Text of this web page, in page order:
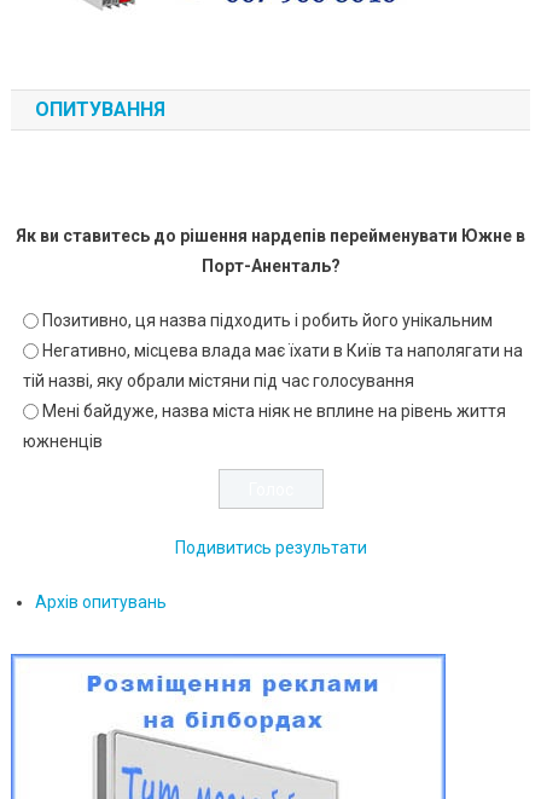
ОПИТУВАННЯ
Як ви ставитесь до рішення нардепів перейменувати Южне в
Порт-Аненталь?
Позитивно, ця назва підходить і робить його унікальним
Негативно, місцева влада має їхати в Київ та наполягати на
тій назві, яку обрали містяни під час голосування
Мені байдуже, назва міста ніяк не вплине на рівень життя
южненців
Подивитись результати
Архів опитувань